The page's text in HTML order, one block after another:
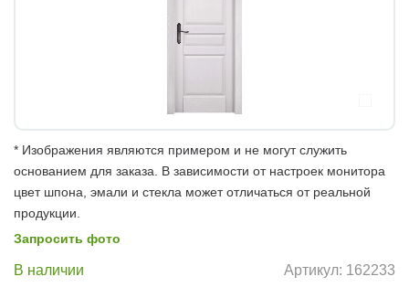
* Изображения являются примером и не могут служить
основанием для заказа. В зависимости от настроек монитора
цвет шпона, эмали и стекла может отличаться от реальной
продукции.
Запросить фото
В наличии Артикул: 162233